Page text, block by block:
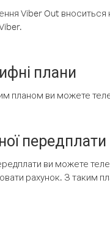
Viber Out вноситься
плани
планом ви можете
передплати
ви можете
рахунок. З таким